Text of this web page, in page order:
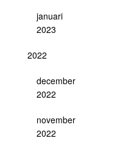
januari
2023
2022
december
2022
november
2022